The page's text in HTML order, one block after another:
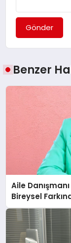
Gönder
Benzer
Aile
Bireysel
Anlatıyor